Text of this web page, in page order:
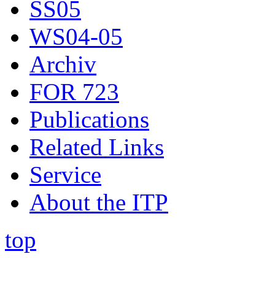
SS05
WS04-05
Archiv
FOR 723
Publications
Related Links
Service
About the ITP
top